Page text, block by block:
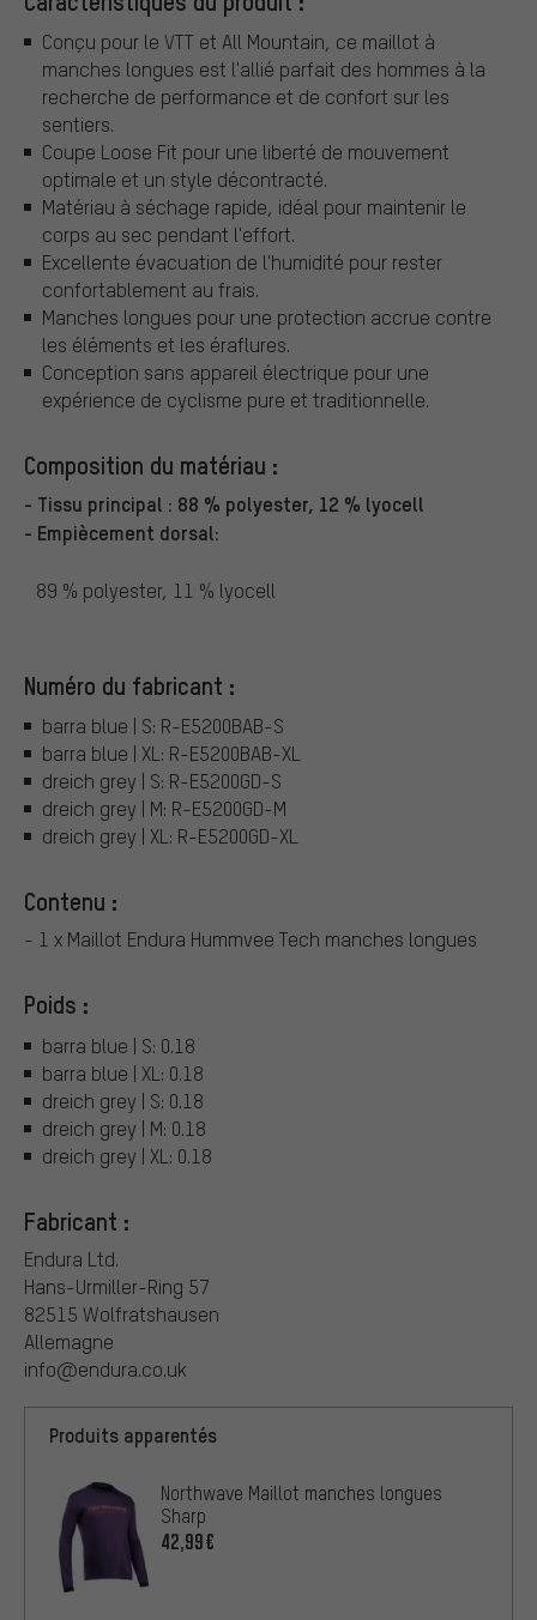
Conçu pour le VTT et All Mountain, ce maillot à
manches longues est l'allié parfait des hommes à la
recherche de performance et de confort sur les
sentiers.
Coupe Loose Fit pour une liberté de mouvement
optimale et un style décontracté.
Matériau à séchage rapide, idéal pour maintenir le
corps au sec pendant l'effort.
Excellente évacuation de l'humidité pour rester
confortablement au frais.
Manches longues pour une protection accrue contre
les éléments et les éraflures.
Conception sans appareil électrique pour une
expérience de cyclisme pure et traditionnelle.
Composition du matériau :
- Tissu principal : 88 % polyester, 12 % lyocell
- Empiècement dorsal:
89 % polyester, 11 % lyocell
Numéro du fabricant :
barra blue | S: R-E5200BAB-S
barra blue | XL: R-E5200BAB-XL
dreich grey | S: R-E5200GD-S
dreich grey | M: R-E5200GD-M
dreich grey | XL: R-E5200GD-XL
Contenu :
- 1 x Maillot Endura Hummvee Tech manches longues
Poids :
barra blue | S: 0.18
barra blue | XL: 0.18
dreich grey | S: 0.18
dreich grey | M: 0.18
dreich grey | XL: 0.18
Fabricant :
Endura Ltd.
Hans-Urmiller-Ring 57
82515 Wolfratshausen
Allemagne
info@endura.co.uk
Produits apparentés
Northwave Maillot manches longues
Sharp
42,99€